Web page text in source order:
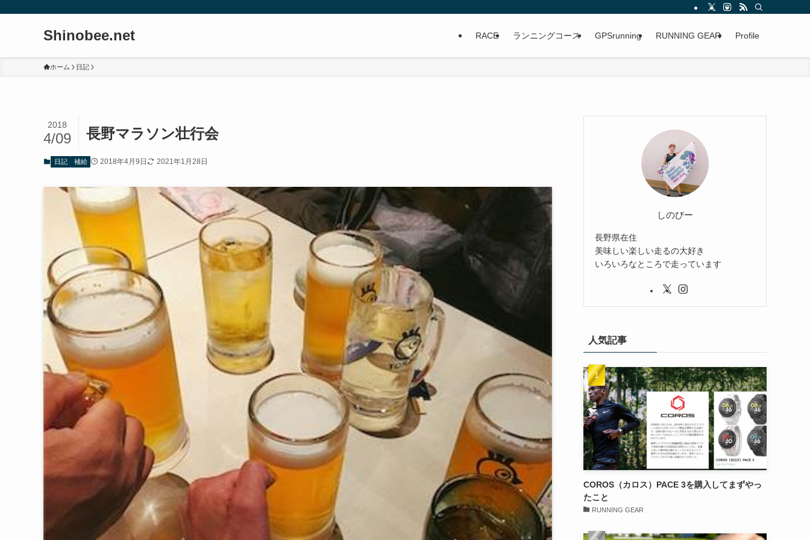
Shinobee.net RACE ランニングコース GPSrunning RUNNING GEAR Profile
ホーム 日記
長野マラソン壮行会
2018
4/09
日記 補給 2018年4月9日 2021年1月28日
しのびー
長野県在住
美味しい楽しい走るの大好き
いろいろなところで走っています
人気記事
COROS（カロス）PACE 3を購入してまずやっ
たこと
RUNNING GEAR